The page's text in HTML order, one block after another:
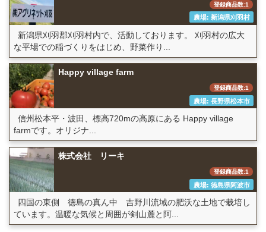
登録商品数:1
農場: 新潟県刈羽村
新潟県刈羽郡刈羽村内で、活動しております。 刈羽村の広大
な平場での稲づくりをはじめ、野菜作り...
Happy village farm
登録商品数:1
農場: 長野県松本市
信州松本平・波田、標高720mの高原にある Happy village
farmです。オリジナ...
株式会社 リーキ
登録商品数:1
農場: 徳島県阿波市
四国の東側 徳島の真ん中 吉野川流域の肥沃な土地で栽培し
ています。温暖な気候と周囲が剣山麓と阿...